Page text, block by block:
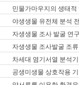
민물가마우지의 생태
야생생물 유전체 분석
자생생물 조사 발굴 연
자생생물 조사발굴 조
차세대 염기서열 분석
도)
공생미생물 상호작용